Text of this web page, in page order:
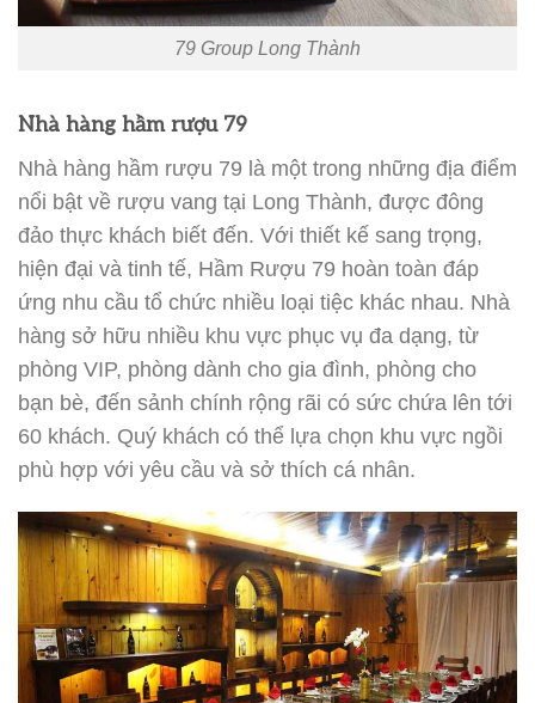
79 Group Long Thành
Nhà hàng hầm rượu 79
Nhà hàng hầm rượu 79 là một trong những địa điểm
nổi bật về rượu vang tại Long Thành, được đông
đảo thực khách biết đến. Với thiết kế sang trọng,
hiện đại và tinh tế, Hầm Rượu 79 hoàn toàn đáp
ứng nhu cầu tổ chức nhiều loại tiệc khác nhau. Nhà
hàng sở hữu nhiều khu vực phục vụ đa dạng, từ
phòng VIP, phòng dành cho gia đình, phòng cho
bạn bè, đến sảnh chính rộng rãi có sức chứa lên tới
60 khách. Quý khách có thể lựa chọn khu vực ngồi
phù hợp với yêu cầu và sở thích cá nhân.